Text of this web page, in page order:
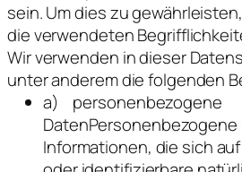
sein. Um dies zu
die verwendeten
Wir verwenden in dieser
unter anderem die folgenden
a) personenbezogene
DatenPersonenbezogene
Informationen, die sich